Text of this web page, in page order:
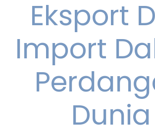
Eksport
Import
Dunia